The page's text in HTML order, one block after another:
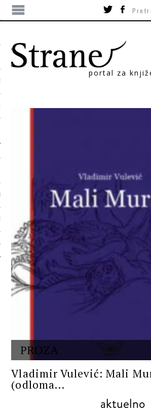
portal za
PROZA
Vladimir Vulević: Mali
(odloma...
aktuelno